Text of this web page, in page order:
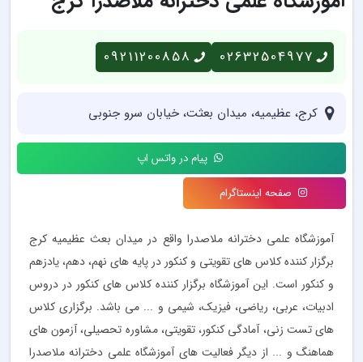
02632504977
09211200858
کرج، عظیمیه، میدان بعثت، خیابان سرو جنوبی
پیام در واتس اپ
صفحه اینستاگرام
آموزشگاه علمی دخترانه ملاصدرا واقع در میدان بعث عظیمیه کرج
برگزار کننده کلاس های تقویتی و کنکور در پایه های نهم، دهم، یادزهم
و کنکور است. این آموزشگاه برگزار کننده کلاس های کنکور در دروس
ادبیات، عربی، ریاضی، فیزیک، شیمی و ... می باشد. برگزاری کلاس
های تست زنی، آمادگی کنکور، تقویتی، مشاوره تحصیلی، آزمون های
هماهنگ و ... از دیگر فعالیت های آموزشگاه علمی دخترانه ملاصدرا